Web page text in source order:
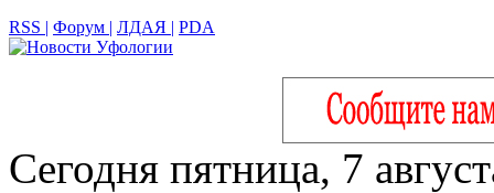
RSS | Форум | ЛДАЯ | PDA
Сегодня пятница, 7